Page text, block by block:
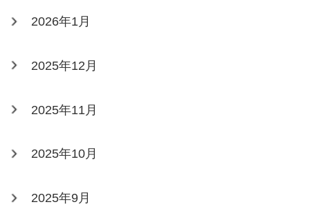
2026年1月
2025年12月
2025年11月
2025年10月
2025年9月